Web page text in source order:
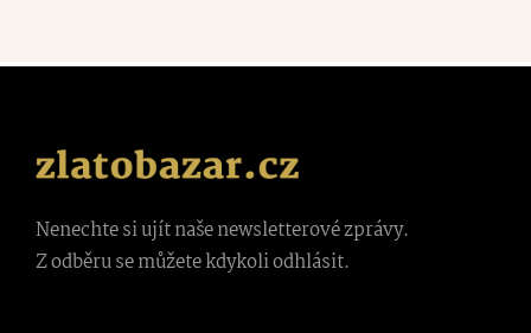
Nenechte si ujít naše newsletterové zprávy.
Z odběru se můžete kdykoli odhlásit.